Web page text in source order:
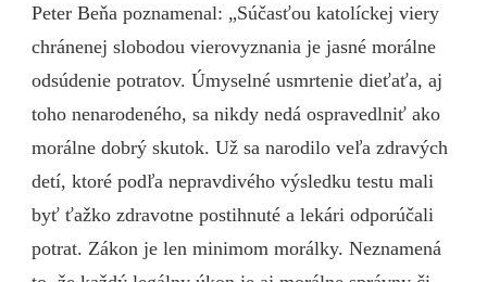
Peter Beňa poznamenal: „Súčasťou katolíckej viery
chránenej slobodou vierovyznania je jasné morálne
odsúdenie potratov. Úmyselné usmrtenie dieťaťa, aj
toho nenarodeného, sa nikdy nedá ospravedlniť ako
morálne dobrý skutok. Už sa narodilo veľa zdravých
detí, ktoré podľa nepravdivého výsledku testu mali
byť ťažko zdravotne postihnuté a lekári odporúčali
potrat. Zákon je len minimom morálky. Neznamená